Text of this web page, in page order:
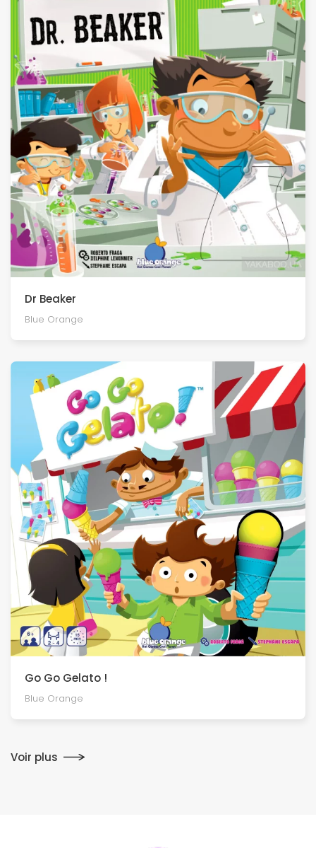
Dr Beaker
Blue Orange
Go Go Gelato !
Blue Orange
Voir plus